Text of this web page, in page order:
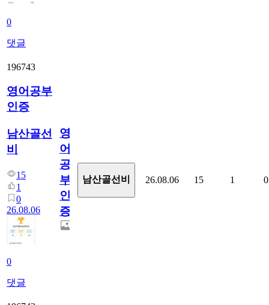
0
댓글
196743
영어공부
인증
남산골선
비
15
1
0
26.08.06
0
댓글
영
어
공
부
인
증
남산골선비 26.08.06 15 1 0